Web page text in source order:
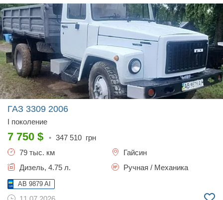
ГАЗ 3309 2006
I поколение
7 750 $ • 347 510 грн
79 тыс. км
Гайсин
Дизель, 4.75 л.
Ручная / Механика
AB 9879 AI